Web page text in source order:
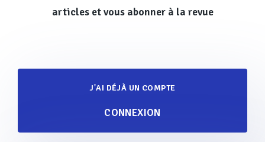
articles et vous abonner à la revue
J'AI DÉJÀ UN COMPTE
CONNEXION